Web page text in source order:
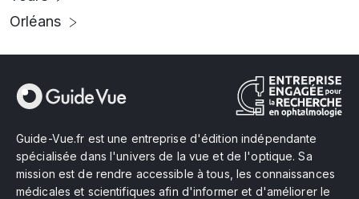
Orléans
Guide-Vue.fr est une entreprise d'édition indépendante
spécialisée dans l'univers de la vue et de l'optique. Sa
mission est de rendre accessible à tous, les connaissances
médicales et scientifiques afin d'informer et d'améliorer le